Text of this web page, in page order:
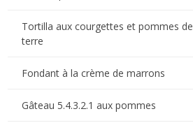
Tortilla aux courgettes et pommes de
terre
Fondant à la crème de marrons
Gâteau 5.4.3.2.1 aux pommes